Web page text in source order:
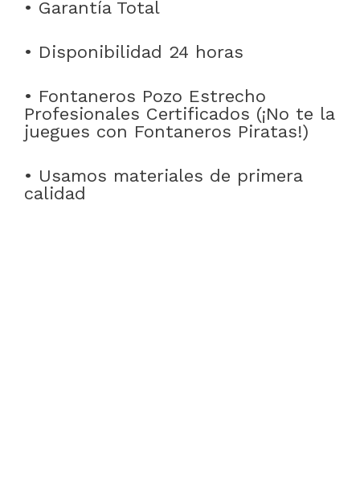
• Garantía Total
• Disponibilidad 24 horas
• Fontaneros Pozo Estrecho
Profesionales Certificados (¡No te la
juegues con Fontaneros Piratas!)
• Usamos materiales de primera
calidad